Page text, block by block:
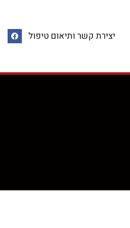
יצירת קשר ותיאום טיפול